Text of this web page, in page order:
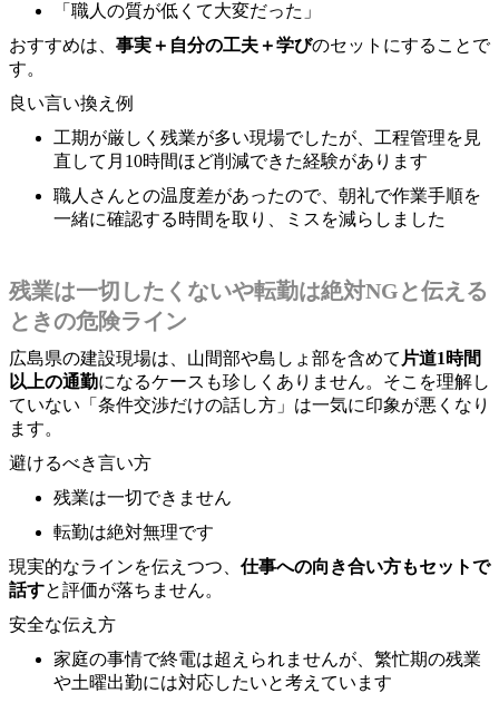
「職人の質が低くて大変だった」
おすすめは、 事実＋自分の工夫＋学びのセットにすることで
す。
良い言い換え例
工期が厳しく残業が多い現場でしたが、工程管理を見
直して月10時間ほど削減できた経験があります
職人さんとの温度差があったので、朝礼で作業手順を
一緒に確認する時間を取り、ミスを減らしました
残業は一切したくないや転勤は絶対NGと伝える
ときの危険ライン
広島県の建設現場は、山間部や島しょ部を含めて 片道1時間
以上の通勤になるケースも珍しくありません。そこを理解し
ていない「条件交渉だけの話し方」は一気に印象が悪くなり
ます。
避けるべき言い方
残業は一切できません
転勤は絶対無理です
現実的なラインを伝えつつ、 仕事への向き合い方もセットで
話すと評価が落ちません。
安全な伝え方
家庭の事情で終電は超えられませんが、繁忙期の残業
や土曜出勤には対応したいと考えています